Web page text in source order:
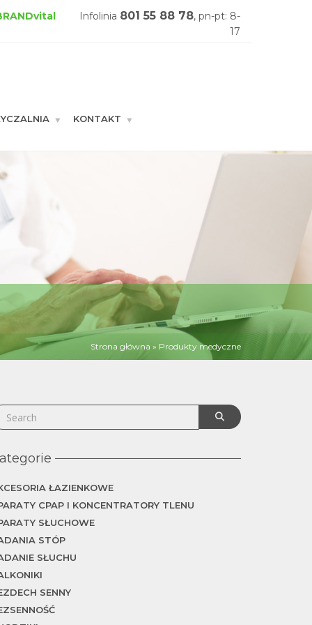
Infolinia 801 55 88 78, pn-pt: 8-
17
KONTAKT
Strona główna » Produkty medyczne
ŁAZIENKOWE
CPAP I KONCENTRATORY TLENU
SŁUCHOWE
STÓP
SŁUCHU
SENNY